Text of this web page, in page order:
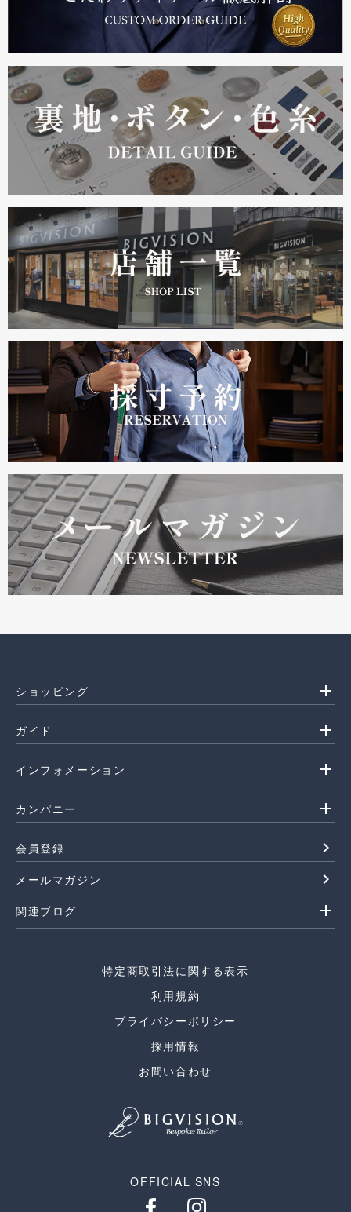
ショッピング add
ガイド add
インフォメーション add
カンパニー add
会員登録 navigate_next
メールマガジン navigate_next
関連ブログ add
特定商取引法に関する表示
利用規約
プライバシーポリシー
採用情報
お問い合わせ
OFFICIAL SNS